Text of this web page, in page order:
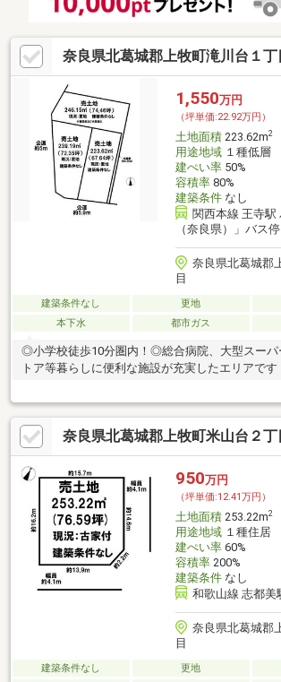
奈良県北葛城郡上牧町滝川台１丁
1,550万円
（坪単価:22.92万円）
土地面積223.62m2
用途地域１種低層
建ぺい率50%
容積率80%
建築条件なし
関西本線 王寺
（奈良県）」バス
奈良県北葛城郡
目
建築条件なし 更地
本下水
都市ガス
◎小学校徒歩10分圏内！◎総合病院、大型スーパ
トア等暮らしに便利な施設が充実したエリアです
奈良県北葛城郡上牧町米山台２丁
950万円
（坪単価:12.41万円）
土地面積253.22m2
用途地域１種住居
建ぺい率60%
容積率200%
建築条件なし
和歌山線 志都美
奈良県北葛城郡
目
建築条件なし 更地